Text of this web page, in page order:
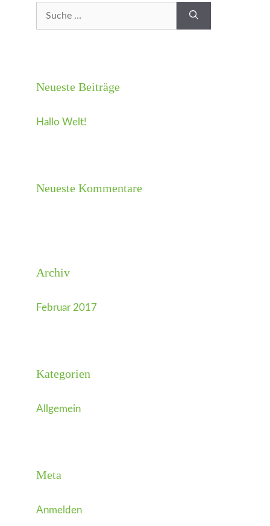
Neueste Beiträge
Hallo Welt!
Neueste Kommentare
Archiv
Februar 2017
Kategorien
Allgemein
Meta
Anmelden